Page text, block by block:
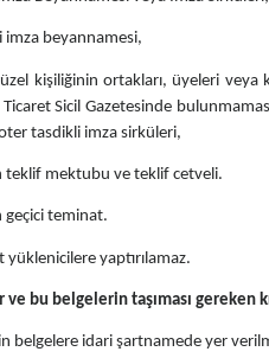
imza beyannamesi,
kişiliğinin ortakları, üyeleri
Sicil Gazetesinde
tasdikli imza sirküleri,
teklif mektubu ve teklif cetveli.
geçici teminat.
yüklenicilere yaptırılamaz.
bu belgelerin taşıması gereken
belgelere idari şartnamede yer